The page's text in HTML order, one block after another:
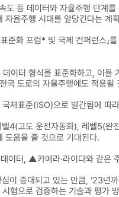
등 데이터와 자율주행 단계
율주행 시대를 앞당긴다는 계
화 포럼* 및 국제 컨퍼런스」
터 형식을 표준화하고, 이
국 도로의 자율주행에도 적용될
표준(ISO)으로 발간됨에
4(고도 운전자동화), 레벨5(완
도움을 줄 것으로 기대된다.
터, ▲카메라·라이다와 같
증대되고 있는 만큼, ‘23
으로 검증하는 기술과 평가